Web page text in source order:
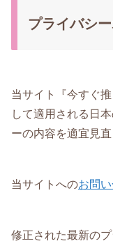
プライバシ
当サイト『今すぐ
して適用される日
ーの内容を適宜見
当サイトへのお問
修正された最新の